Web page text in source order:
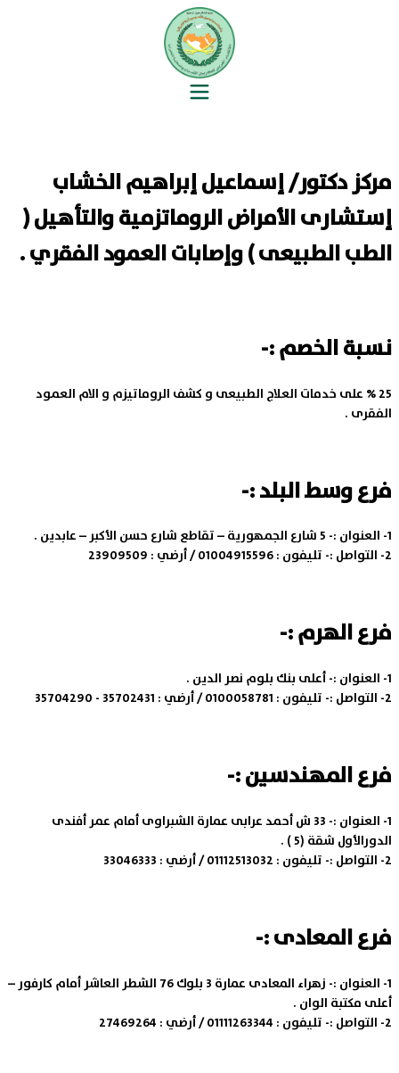
مركز دكتور/ إسماعيل إبراهيم الخشاب
إستشارى الأمراض الروماتزمية والتأهيل (
الطب الطبيعى ) وإصابات العمود الفقري .
نسبة الخصم :-
25 % على خدمات العلاج الطبيعى و كشف الروماتيزم و الام العمود
الفقرى .
فرع وسط البلد :-
1- العنوان :-
5 شارع الجمهورية – تقاطع شارع حسن الأكبر – عابدين .
2- التواصل :-
تليفون : 01004915596 / أرضي : 23909509
فرع الهرم :-
1- العنوان :-
أعلى بنك بلوم نصر الدين .
2- التواصل :-
تليفون : 0100058781 / أرضي : 35702431 - 35704290
فرع المهندسين :-
1- العنوان :-
33 ش أحمد عرابى عمارة الشبراوى أمام عمر أفندى
الدورالأول شقة (5 ) .
2- التواصل :-
تليفون : 01112513032 / أرضي : 33046333
فرع المعادى :-
1- العنوان :-
زهراء المعادى عمارة 3 بلوك 76 الشطر العاشر أمام كارفور –
أعلى مكتبة الوان .
2- التواصل :-
تليفون : 01111263344 / أرضي : 27469264